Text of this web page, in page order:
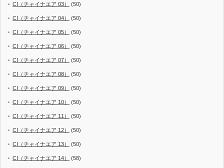
CI（チャイナエア 03） (50)
CI（チャイナエア 04） (50)
CI（チャイナエア 05） (50)
CI（チャイナエア 06） (50)
CI（チャイナエア 07） (50)
CI（チャイナエア 08） (50)
CI（チャイナエア 09） (50)
CI（チャイナエア 10） (50)
CI（チャイナエア 11） (50)
CI（チャイナエア 12） (50)
CI（チャイナエア 13） (50)
CI（チャイナエア 14） (58)